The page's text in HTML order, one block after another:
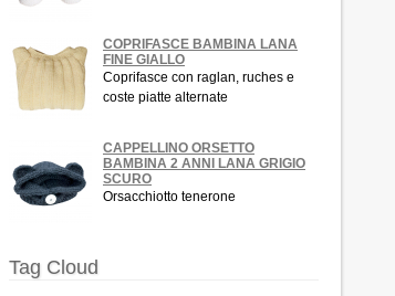
COPRIFASCE BAMBINA LANA
FINE GIALLO
Coprifasce con raglan, ruches e
coste piatte alternate
CAPPELLINO ORSETTO
BAMBINA 2 ANNI LANA GRIGIO
SCURO
Orsacchiotto tenerone
Tag Cloud